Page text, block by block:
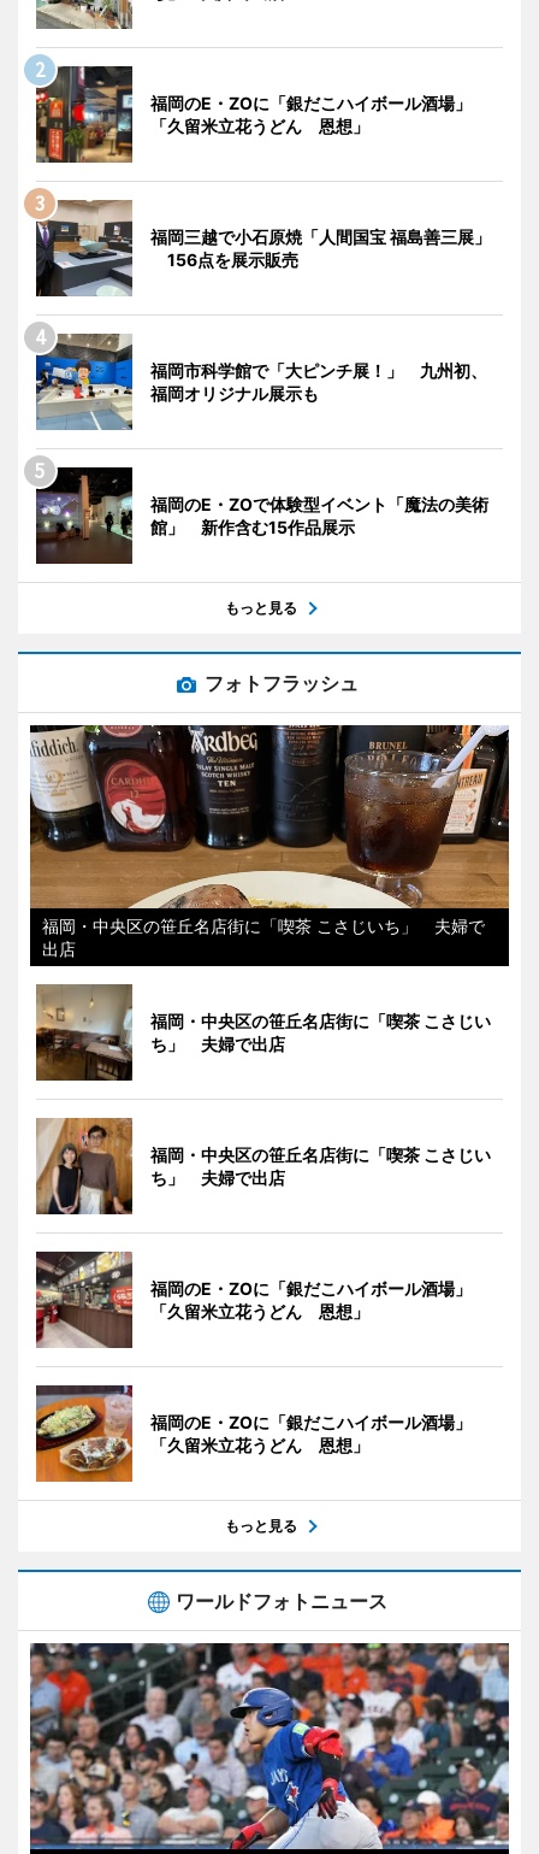
福岡のE・ZOに「銀だこハイボール酒場」
「久留米立花うどん 恩想」
福岡三越で小石原焼「人間国宝 福島善三展」
156点を展示販売
福岡市科学館で「大ピンチ展！」 九州初、
福岡オリジナル展示も
福岡のE・ZOで体験型イベント「魔法の美術
館」 新作含む15作品展示
もっと見る
フォトフラッシュ
福岡・中央区の笹丘名店街に「喫茶 こさじいち」 夫婦で
出店
福岡・中央区の笹丘名店街に「喫茶 こさじい
ち」 夫婦で出店
福岡・中央区の笹丘名店街に「喫茶 こさじい
ち」 夫婦で出店
福岡のE・ZOに「銀だこハイボール酒場」
「久留米立花うどん 恩想」
福岡のE・ZOに「銀だこハイボール酒場」
「久留米立花うどん 恩想」
もっと見る
ワールドフォトニュース